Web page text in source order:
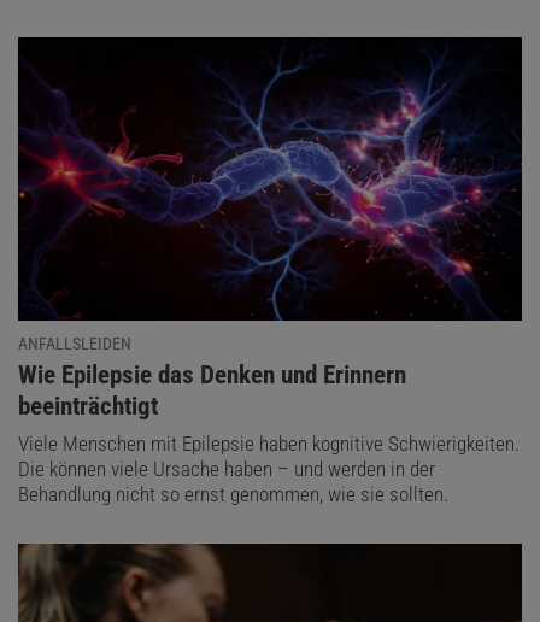
ANFALLSLEIDEN
:
Wie Epilepsie das Denken und Erinnern
beeinträchtigt
Viele Menschen mit Epilepsie haben kognitive Schwierigkeiten.
Die können viele Ursache haben – und werden in der
Behandlung nicht so ernst genommen, wie sie sollten.